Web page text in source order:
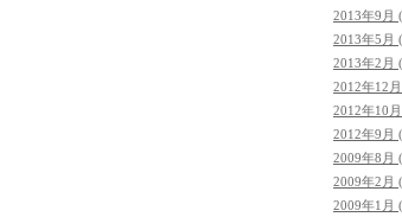
2013年9月
2013年5月
2013年2月
2012年12
2012年10
2012年9月
2009年8月
2009年2月
2009年1月